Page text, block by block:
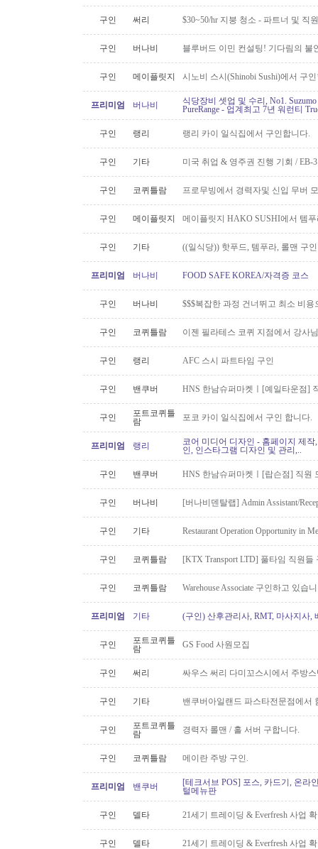
구인 써리 $30~50/hr 지붕 청소 - 파트너 및 직
구인 버나비 블루버드 이민 컨설팅! 기다림의 불
구인 메이플릿지 시노비 스시(Shinobi Sushi)에서 구
프리미엄 버나비
식당장비 셋업 및 수리, No1.
PureRange - 업계최고 7년 워런티
구인 랭리 랭리 카이 일식집에서 구인합니다.
구인 기타 미국 취업 & 영주권 진행 기회 / EB-
구인 코퀴틀람 프로무빙에서 경력자및 신입 무버
구인 메이플릿지 메이플릿지 HAKO SUSHI에서 템
구인 기타 ((일식당)) 핫푸드, 템푸라, 롤맨 구
프리미엄 버나비 FOOD SAFE KOREA/자격증 코스
구인 버나비 $$$복잡한 과정 건너뛰고 최소 비
구인 코퀴틀람 이젠 필라테스 코퀴 지점에서 강사
구인 랭리 AFC 스시 파트타임 구인
구인 밴쿠버 HNS 한남슈퍼마켓ㅣ[예일타운점]
구인
포트코퀴틀
람
포코 카이 일식집에서 구인 합니다.
프리미엄 랭리
코어 미디어 디자인 - 홈페이지 제
인, 인스타그램 디자인 및 관리,..
구인 밴쿠버 HNS 한남슈퍼마켓ㅣ[랍슨점] 직원
구인 버나비 [버나비덴탈랩] Admin Assistant/
구인 기타 Restaurant Operation Opportunity in
구인 코퀴틀람 [KTX Transport LTD] 풀타임 직원
구인 코퀴틀람 Warehouse Associate 구인하고 있습
프리미엄 기타 (구인) 산후관리사, RMT, 마사지사,
구인
포트코퀴틀
람
GS Food 사원모집
구인 써리 싸우스 써리 다미꼬스시에서 주방
구인 기타 밴쿠버아일랜드 파스타전문점에서
구인
포트코퀴틀
람
경력자 롤맨 / 홀 서버 구합니다.
구인 코퀴틀람 메이란 주방 구인.
프리미엄 밴쿠버
[테크서브 POS] 포스, 카드기, 온라
털메뉴판
구인 델타 21세기 트레이딩 & Everfresh 사업
구인 델타 21세기 트레이딩 & Everfresh 사업